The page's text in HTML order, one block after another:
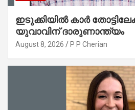
ഇടുക്കിയിൽ കാർ
യുവാവിന് ദാരുണാന്ത്യം
August 8, 2026 P P Cherian